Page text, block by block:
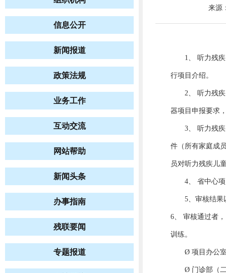
信息公开
新闻报道
政策法规
业务工作
互动交流
网站帮助
新闻头条
办事指南
残联要闻
专题报道
来源
1、 听力残疾
行项目介绍。
2、 听力残疾
器项目申报要求
3、 听力残疾
件（所有家庭成
员对听力残疾儿
4、 省中心项
5、审核结果以
6、 审核通过者
训练。
Ø 项目办公室
Ø 门诊部（二